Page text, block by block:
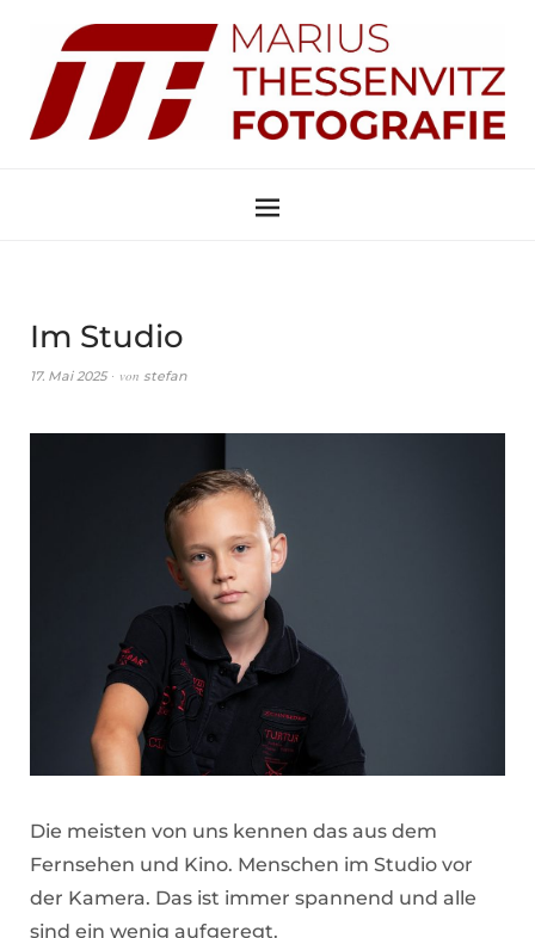
Im Studio
17. Mai 2025 von stefan
Die meisten von uns kennen das aus dem
Fernsehen und Kino. Menschen im Studio vor
der Kamera. Das ist immer spannend und alle
sind ein wenig aufgeregt.